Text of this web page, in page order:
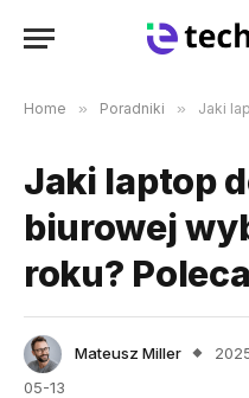
Home » Poradniki » Jaki laptop
Jaki laptop
biurowej
roku?
Mateusz Miller
05-13